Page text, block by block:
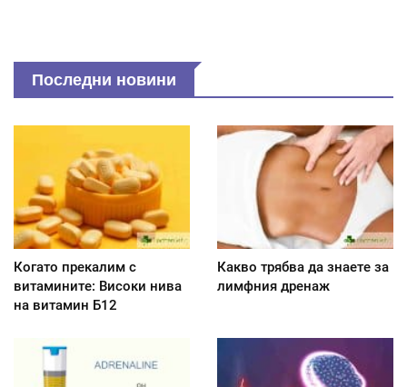
Последни новини
Когато прекалим с
витамините: Високи нива
на витамин Б12
Какво трябва да знаете за
лимфния дренаж